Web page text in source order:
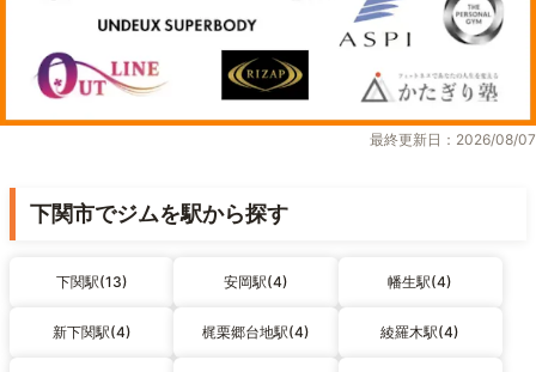
最終更新日：2026/08/07
下関市でジムを駅から探す
下関駅(13) 安岡駅(4) 幡生駅(4)
新下関駅(4) 梶栗郷台地駅(4) 綾羅木駅(4)